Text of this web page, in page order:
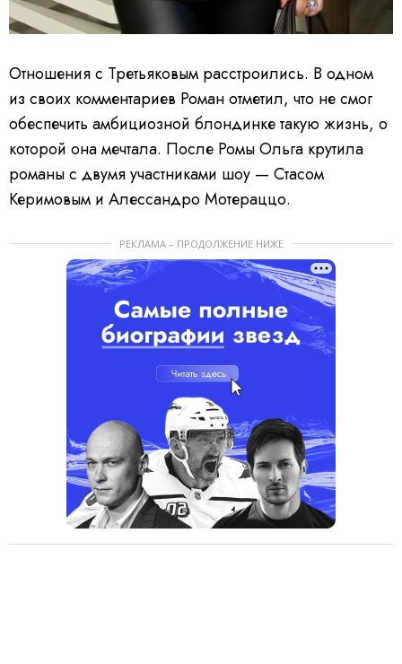
Отношения с Третьяковым расстроились. В одном
из своих комментариев Роман отметил, что не смог
обеспечить амбициозной блондинке такую жизнь, о
которой она мечтала. После Ромы Ольга крутила
романы с двумя участниками шоу — Стасом
Керимовым и Алессандро Мотераццо.
РЕКЛАМА – ПРОДОЛЖЕНИЕ НИЖЕ